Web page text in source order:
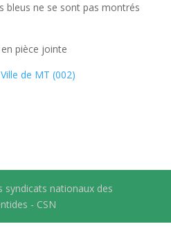
bleus ne se sont pas montrés
pièce jointe
de MT (002)
syndicats nationaux des
- CSN